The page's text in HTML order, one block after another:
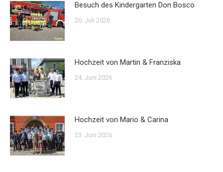
Besuch des Kindergarten Don Bosco
20. Juli 2026
Hochzeit von Martin & Franziska
24. Juni 2026
Hochzeit von Mario & Carina
23. Juni 2026